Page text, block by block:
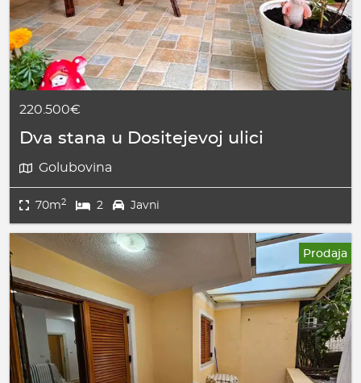
220.500€
Dva stana u Dositejevoj ulici
Golubovina
70m2 2 Javni
Prodaja